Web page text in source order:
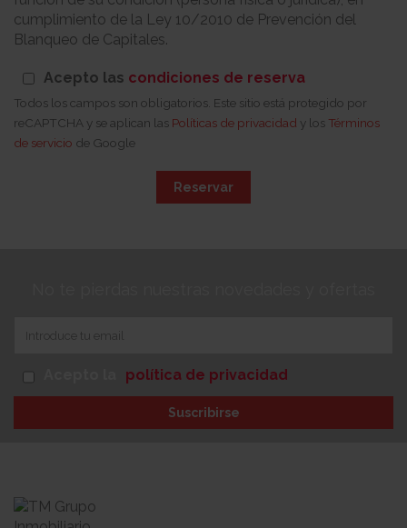
cumplimiento de la Ley 10/2010 de Prevención del
Blanqueo de Capitales.
Acepto las condiciones de reserva
Todos los campos son obligatorios. Este sitio está protegido por
reCAPTCHA y se aplican las Políticas de privacidad y los Términos
de servicio de Google
Reservar
política de privacidad
Suscribirse